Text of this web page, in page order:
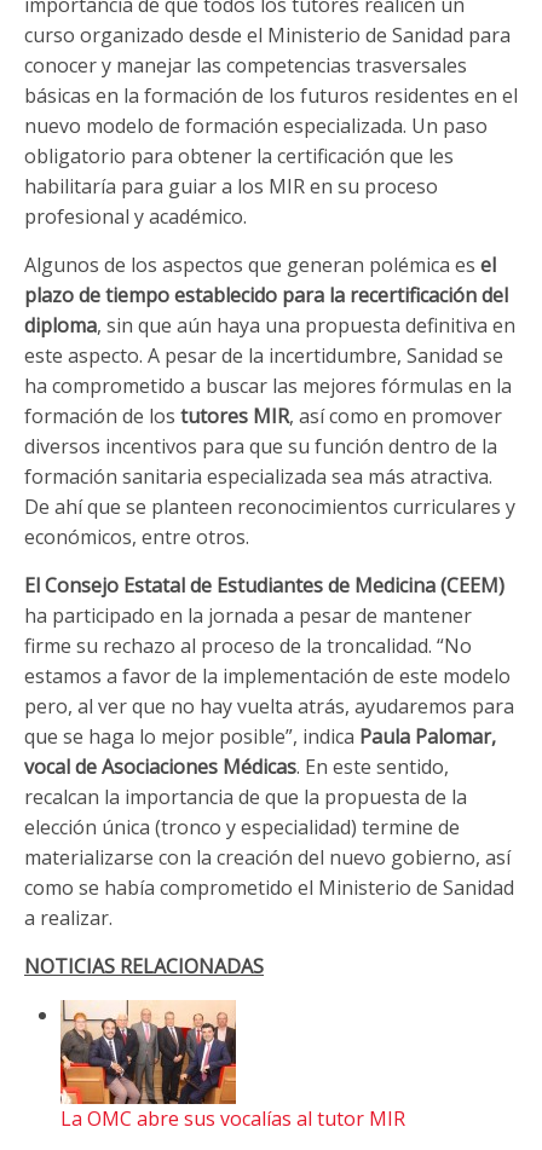
curso organizado desde el Ministerio de Sanidad para
conocer y manejar las competencias trasversales
básicas en la formación de los futuros residentes en el
nuevo modelo de formación especializada. Un paso
obligatorio para obtener la certificación que les
habilitaría para guiar a los MIR en su proceso
profesional y académico.
Algunos de los aspectos que generan polémica es el
plazo de tiempo establecido para la recertificación del
diploma, sin que aún haya una propuesta definitiva en
este aspecto. A pesar de la incertidumbre, Sanidad se
ha comprometido a buscar las mejores fórmulas en la
formación de los tutores MIR, así como en promover
diversos incentivos para que su función dentro de la
formación sanitaria especializada sea más atractiva.
De ahí que se planteen reconocimientos curriculares y
económicos, entre otros.
El Consejo Estatal de Estudiantes de Medicina (CEEM)
ha participado en la jornada a pesar de mantener
firme su rechazo al proceso de la troncalidad. “No
estamos a favor de la implementación de este modelo
pero, al ver que no hay vuelta atrás, ayudaremos para
que se haga lo mejor posible”, indica Paula Palomar,
vocal de Asociaciones Médicas. En este sentido,
recalcan la importancia de que la propuesta de la
elección única (tronco y especialidad) termine de
materializarse con la creación del nuevo gobierno, así
como se había comprometido el Ministerio de Sanidad
a realizar.
NOTICIAS RELACIONADAS
La OMC abre sus vocalías al tutor MIR